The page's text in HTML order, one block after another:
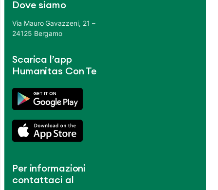
Dove siamo
Via Mauro Gavazzeni, 21 –
24125 Bergamo
Scarica l’app
Humanitas Con Te
Per informazioni
contattaci al